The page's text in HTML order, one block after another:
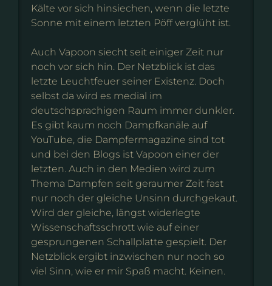
Kälte vor sich hinsiechen, wenn die letzte
Sonne mit einem letzten Pöff verglüht ist.
Auch Vapoon siecht seit einiger Zeit nur
noch vor sich hin. Der Netzblick ist das
letzte Leuchtfeuer seiner Existenz. Doch
selbst da wird es medial im
deutschsprachigen Raum immer dunkler.
Es gibt kaum noch Dampfkanäle auf
YouTube, die Dampfermagazine sind tot
und bei den Blogs ist Vapoon einer der
letzten. Auch in den Medien wird zum
Thema Dampfen seit geraumer Zeit fast
nur noch der gleiche Unsinn durchgekaut.
Wird der gleiche, längst widerlegte
Wissenschaftsschrott wie auf einer
gesprungenen Schallplatte gespielt. Der
Netzblick ergibt inzwischen nur noch so
viel Sinn, wie er mir Spaß macht. Keinen.